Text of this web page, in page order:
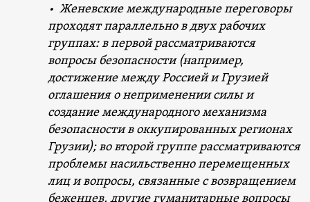
• Женевские международные переговоры
проходят параллельно в двух рабочих
группах: в первой рассматриваются
вопросы безопасности (например,
достижение между Россией и Грузией
оглашения о неприменении силы и
создание международного механизма
безопасности в оккупированных регионах
Грузии); во второй группе рассматриваются
проблемы насильственно перемещенных
лиц и вопросы, связанные с возвращением
беженцев, другие гуманитарные вопросы